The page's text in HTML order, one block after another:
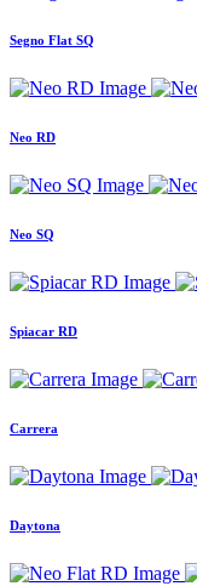
Segno Flat SQ
Neo RD
Neo SQ
Spiacar RD
Carrera
Daytona